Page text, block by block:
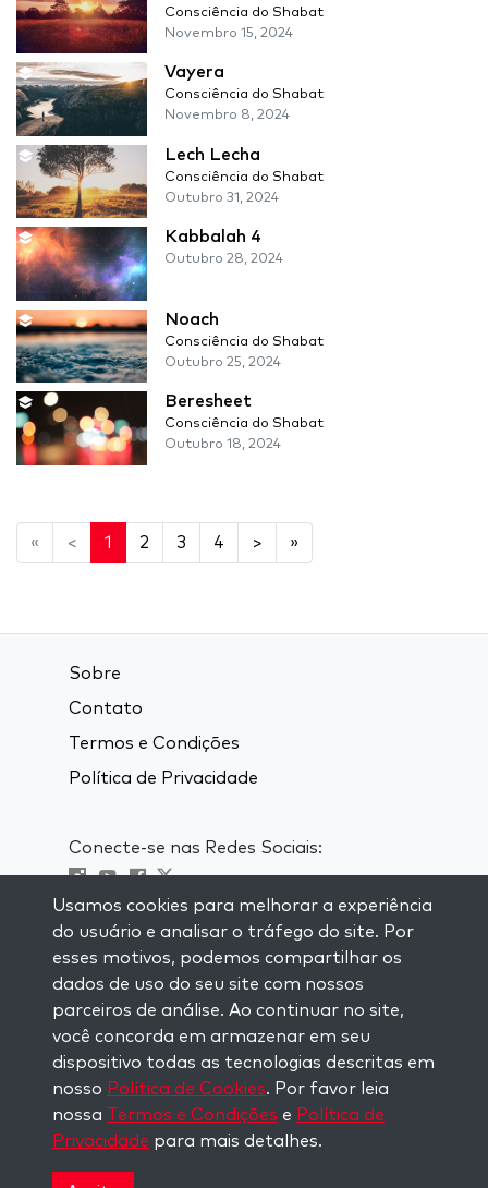
Consciência do Shabat
Novembro 15, 2024
Vayera
Consciência do Shabat
Novembro 8, 2024
Lech Lecha
Consciência do Shabat
Outubro 31, 2024
Kabbalah 4
Outubro 28, 2024
Noach
Consciência do Shabat
Outubro 25, 2024
Beresheet
Consciência do Shabat
Outubro 18, 2024
« < 1 2 3 4 > »
Sobre
Contato
Termos e Condições
Política de Privacidade
Conecte-se nas Redes Sociais:
Visit kabbalah master classes
MANTENHA-SE ATUALIZADO
Se inscreva em nossa lista de email e
receba inspiração semanal entregue em
seu email.
Inscreva-se
reserved.
Usamos cookies para melhorar a experiência
do usuário e analisar o tráfego do site. Por
esses motivos, podemos compartilhar os
dados de uso do seu site com nossos
parceiros de análise. Ao continuar no site,
você concorda em armazenar em seu
dispositivo todas as tecnologias descritas em
nosso Política de Cookies. Por favor leia
nossa Termos e Condições e Política de
Privacidade para mais detalhes.